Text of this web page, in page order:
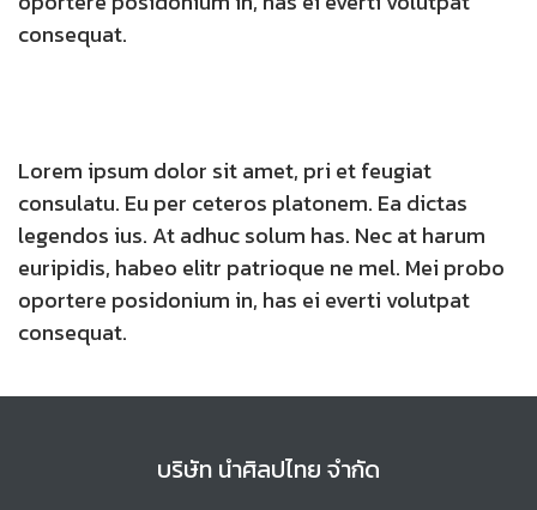
consequat.
Lorem ipsum dolor sit amet, pri et feugiat
consulatu. Eu per ceteros platonem. Ea dictas
legendos ius. At adhuc solum has. Nec at harum
euripidis, habeo elitr patrioque ne mel. Mei probo
oportere posidonium in, has ei everti volutpat
consequat.
บริษัท นำศิลปไทย จำกัด